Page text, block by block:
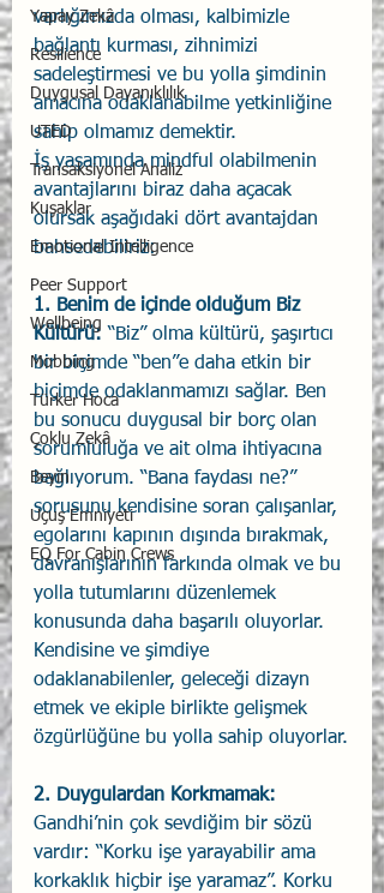
Yapay Zekâ
Resilience
Duygusal Dayanıklılık
UTED
Transaksiyonel Analiz
Kuşaklar
Emotional Intelligence
Peer Support
Wellbeing
Mobbing
Türker Hoca
Çoklu Zekâ
Beyin
Uçuş Emniyeti
EQ For Cabin Crews
varlığımızda olması, kalbimizle
bağlantı kurması, zihnimizi
sadeleştirmesi ve bu yolla şimdinin
amacına odaklanabilme yetkinliğine
sahip olmamız demektir.
İş yaşamında mindful olabilmenin
avantajlarını biraz daha açacak
olursak aşağıdaki dört avantajdan
bahsedebiliriz:
1. Benim de içinde olduğum Biz
Kültürü: “Biz” olma kültürü, şaşırtıcı
bir biçimde “ben”e daha etkin bir
biçimde odaklanmamızı sağlar. Ben
bu sonucu duygusal bir borç olan
sorumluluğa ve ait olma ihtiyacına
bağlıyorum. “Bana faydası ne?”
sorusunu kendisine soran çalışanlar,
egolarını kapının dışında bırakmak,
davranışlarının farkında olmak ve bu
yolla tutumlarını düzenlemek
konusunda daha başarılı oluyorlar.
Kendisine ve şimdiye
odaklanabilenler, geleceği dizayn
etmek ve ekiple birlikte gelişmek
özgürlüğüne bu yolla sahip oluyorlar.
2. Duygulardan Korkmamak:
Gandhi’nin çok sevdiğim bir sözü
vardır: “Korku işe yarayabilir ama
korkaklık hiçbir işe yaramaz”. Korku